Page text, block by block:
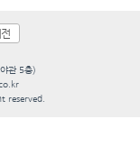
관 5층)
reserved.